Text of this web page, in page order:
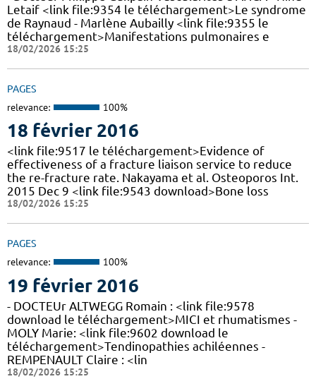
Letaif <link file:9354 le téléchargement>Le syndrome
de Raynaud - Marlène Aubailly <link file:9355 le
téléchargement>Manifestations pulmonaires e
18/02/2026 15:25
PAGES
relevance: 100%
18 février 2016
<link file:9517 le téléchargement>Evidence of
effectiveness of a fracture liaison service to reduce
the re-fracture rate. Nakayama et al. Osteoporos Int.
2015 Dec 9 <link file:9543 download>Bone loss
18/02/2026 15:25
PAGES
relevance: 100%
19 février 2016
- DOCTEUr ALTWEGG Romain : <link file:9578
download le téléchargement>MICI et rhumatismes -
MOLY Marie: <link file:9602 download le
téléchargement>Tendinopathies achiléennes -
REMPENAULT Claire : <lin
18/02/2026 15:25